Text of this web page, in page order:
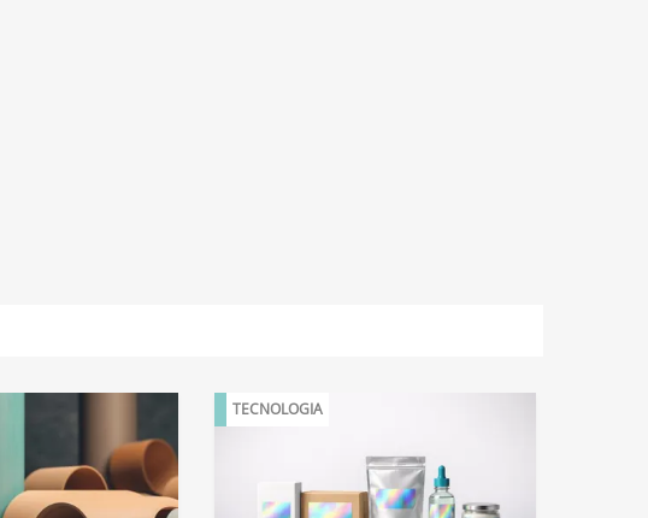
TECNOLOGIA